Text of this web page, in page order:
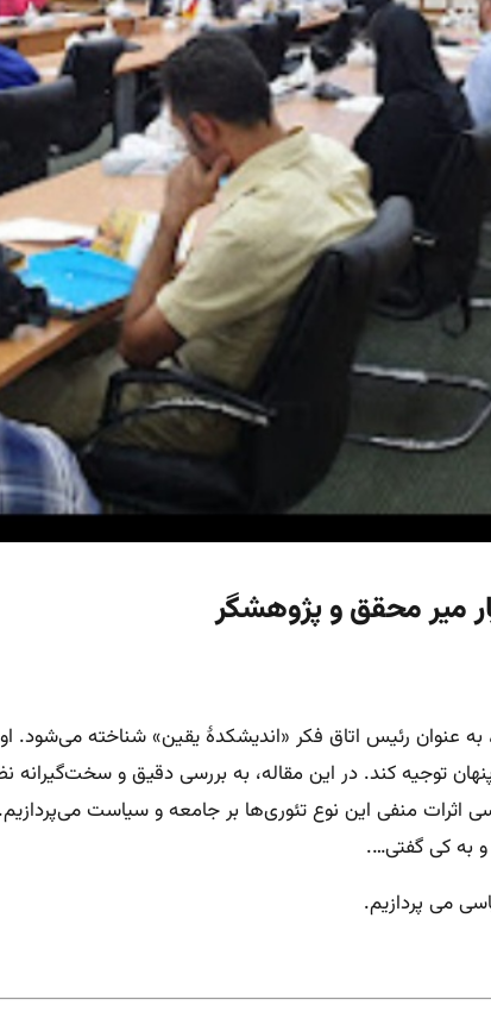
میر محقق و پژوهشگر
ایرانی متولد ۱۳۴۵ در شهرستان ازنا، به عنوان رئیس اتاق فکر
توجیه کند. در این مقاله، به بررسی دقیق و سخت‌گیرانه
به کی گفتی….
می پردازیم.